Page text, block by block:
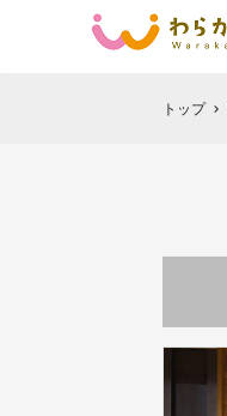
トップ chevron_right